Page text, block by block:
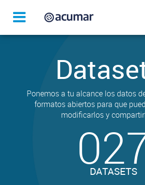
Ponemos a tu alcance los datos
formatos abiertos para que
modificarlos y
DATASETS